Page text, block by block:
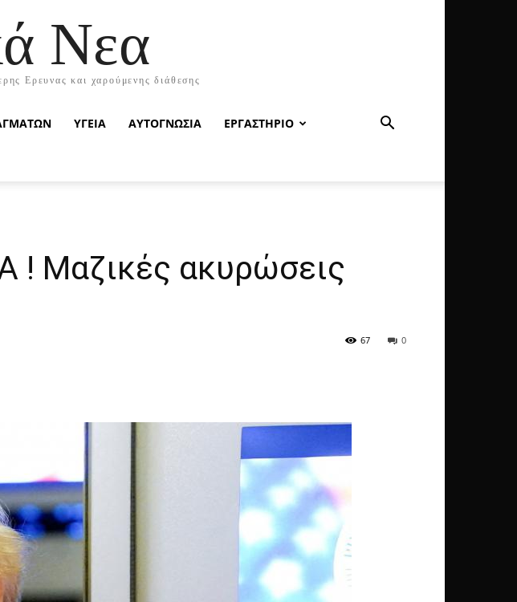
Νεα
Ερευνας και χαρούμενης διάθεσης
ΥΓΕΙΑ ΑΥΤΟΓΝΩΣΙΑ ΕΡΓΑΣΤΗΡΙΟ
! Μαζικές ακυρώσεις
0
67